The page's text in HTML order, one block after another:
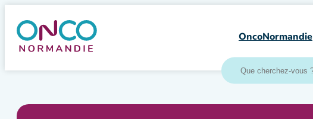
contenu
OncoNormandie